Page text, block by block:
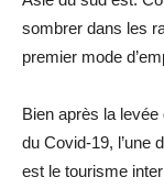
sombrer dans les
premier mode
Bien après la
du Covid-19, l’une
est le tourisme